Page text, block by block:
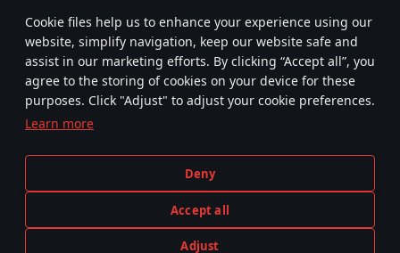
Сookie files help us to enhance your experience using our
website, simplify navigation, keep our website safe and
assist in our marketing efforts. By clicking “Accept all”, you
agree to the storing of cookies on your device for these
purposes. Click "Adjust" to adjust your cookie preferences.
Learn more
Deny
Accept all
Adjust